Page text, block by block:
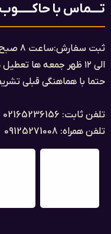
تــــماس با حاکــــــوب
الی ۱۲ ظهر جمعه ها
حتما با هماهنگی قبلی
تلفن ثابت: 02165236156
تلفن همراه: 09125271008